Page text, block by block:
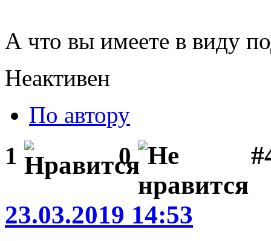
А что вы имеете в виду
Неактивен
По автору
1 0
23.03.2019 14:53